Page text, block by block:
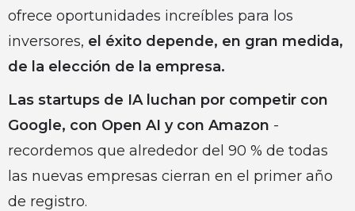
ofrece oportunidades increíbles para los
inversores, el éxito depende, en gran medida,
de la elección de la empresa.
Las startups de IA luchan por competir con
Google, con Open AI y con Amazon -
recordemos que alrededor del 90 % de todas
las nuevas empresas cierran en el primer año
de registro.